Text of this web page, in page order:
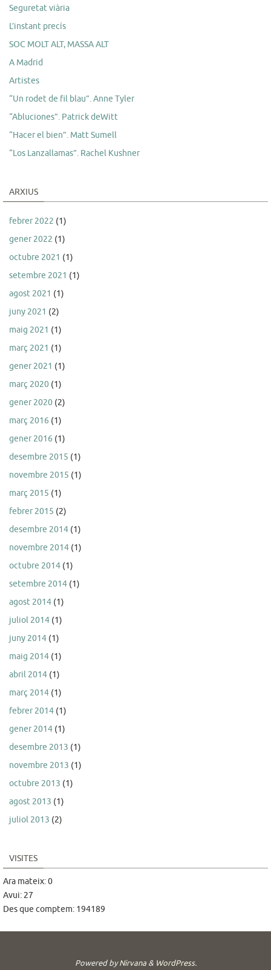
Seguretat viària
L’instant precís
SOC MOLT ALT, MASSA ALT
A Madrid
Artistes
“Un rodet de fil blau”. Anne Tyler
“Abluciones”. Patrick deWitt
“Hacer el bien”. Matt Sumell
“Los Lanzallamas”. Rachel Kushner
ARXIUS
febrer 2022 (1)
gener 2022 (1)
octubre 2021 (1)
setembre 2021 (1)
agost 2021 (1)
juny 2021 (2)
maig 2021 (1)
març 2021 (1)
gener 2021 (1)
març 2020 (1)
gener 2020 (2)
març 2016 (1)
gener 2016 (1)
desembre 2015 (1)
novembre 2015 (1)
març 2015 (1)
febrer 2015 (2)
desembre 2014 (1)
novembre 2014 (1)
octubre 2014 (1)
setembre 2014 (1)
agost 2014 (1)
juliol 2014 (1)
juny 2014 (1)
maig 2014 (1)
abril 2014 (1)
març 2014 (1)
febrer 2014 (1)
gener 2014 (1)
desembre 2013 (1)
novembre 2013 (1)
octubre 2013 (1)
agost 2013 (1)
juliol 2013 (2)
VISITES
Ara mateix: 0
Avui: 27
Des que comptem: 194189
Powered byNirvana& WordPress.